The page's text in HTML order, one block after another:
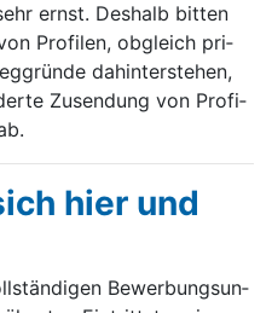
ernst. Des­halb bit­ten
Pro­fi­len, ob­gleich pri­
da­hin­ter­ste­hen,
Zu­sen­dung von Pro­fi­
hier und
Be­wer­bungs­un­